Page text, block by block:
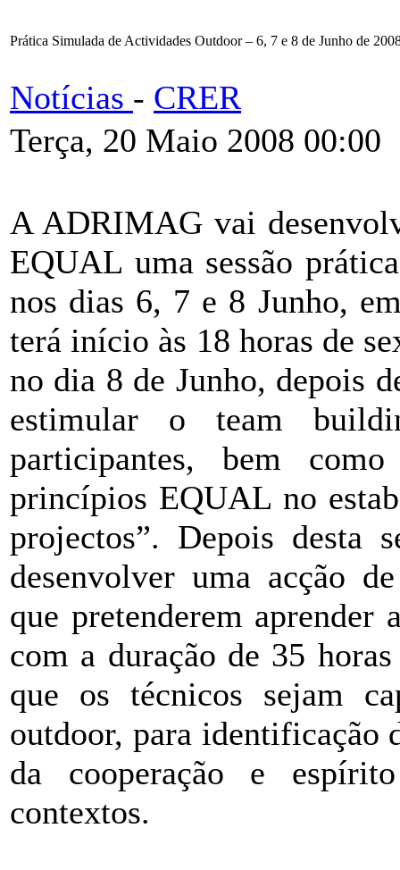
Prática Simulada de Actividades Outdoor – 6, 7 e 8 de Junho de
Notícias - CRER
Terça, 20 Maio 2008 00:00
A ADRIMAG vai
EQUAL uma sessão
nos dias 6, 7 e 8 Junho,
terá início às 18 horas de
no dia 8 de Junho, depois
estimular o team
participantes, bem
princípios EQUAL no
projectos”. Depois desta
desenvolver uma acção
que pretenderem aprender
com a duração de 35
que os técnicos sejam
outdoor, para identificação
da cooperação e
contextos.